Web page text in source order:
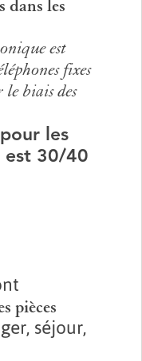
dans les
est
fixes
le biais des
les
est 30/40
pièces
séjour,